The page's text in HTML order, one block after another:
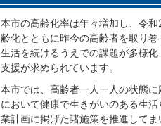
本市の高齢化率は年々増加し、令
齢化とともに昨今の高齢者を取り
生活を続けるうえでの課題が多様
支援が求められています。
本市では、高齢者一人一人の状態
において健康で生きがいのある生
業計画に掲げた諸施策を推進してま